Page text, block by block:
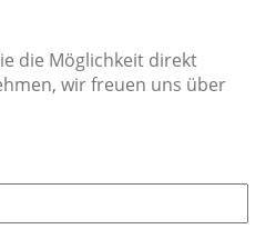
die Möglichkeit direkt
wir freuen uns über